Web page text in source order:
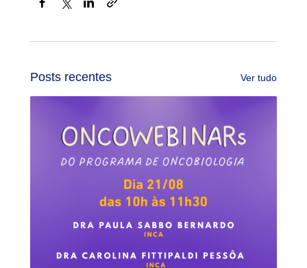
Facebook
X LinkedIn
Link
Posts recentes Ver tudo